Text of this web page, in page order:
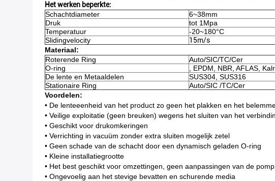
Het werken beperkte:
Schachtdiameter
6~38mm
Druk
tot 1Mpa
Temperatuur
-20~180°C
Slidingvelocity
15m/s
Materiaal:
Roterende Ring
Auto/SIC/TC/Cer
O-ring
, EPDM, NBR, AFLAS,
De lente en Metaaldelen
SUS304, SUS316
Stationaire Ring
Auto/SIC /TC/Cer
Voordelen:
• De lenteeenheid van het product zo geen het plakken en het
• Veilige exploitatie (geen breuken) wegens het sluiten van het
• Geschikt voor drukomkeringen
• Verrichting in vacuüm zonder extra sluiten mogelijk zetel
• Geen schade van de schacht door een dynamisch geladen O-ring
• Kleine installatiegrootte
• Het best geschikt voor omzettingen, geen aanpassingen van de pomp
• Ongevoelig aan het stevige bevatten en schurende media